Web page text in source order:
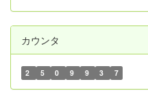
カウンタ
2 5 0 9 9 3 7